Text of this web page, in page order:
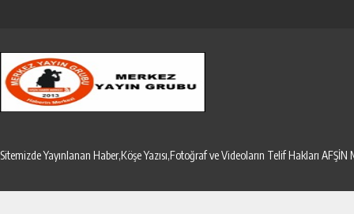
Sitemizde Yayınlanan Haber,Köşe Yazısı,Fotoğraf ve Videoların Telif Hakları